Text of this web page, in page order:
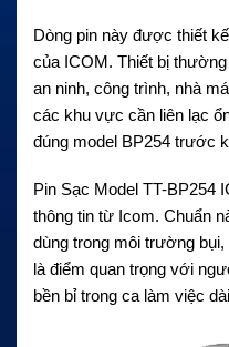
Dòng pin này được thiết
của ICOM. Thiết bị
an ninh, công trình, nhà
các khu vực cần liên lạc
đúng model BP254 trước
Pin Sạc Model TT-BP254
thông tin từ Icom. Chuẩn
dùng trong môi trường
là điểm quan trọng với
bền bỉ trong ca làm việc